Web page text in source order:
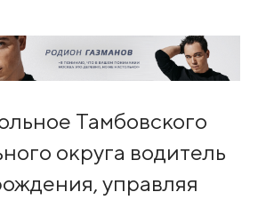
Тамбовского
округа водитель
управляя